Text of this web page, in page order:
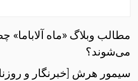
مطالب وبلاگ‌ «ماه آلاباما»
می‌شوند؟
سیمور هرش [خبرنگار و